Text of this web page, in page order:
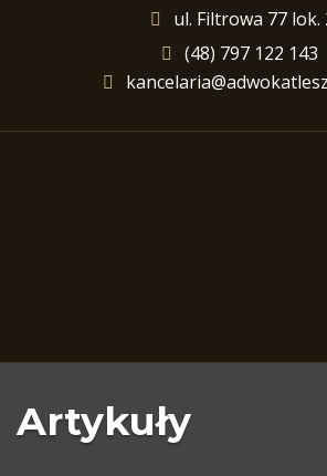
ul. Filtrowa 77 lok.
(48) 797 122 143
Artykuły